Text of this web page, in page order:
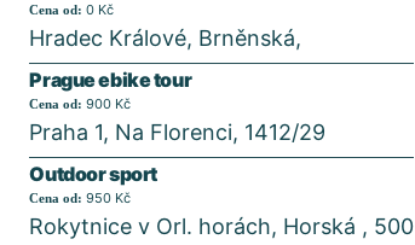
Cena od: 0 Kč
Hradec Králové, Brněnská,
Prague ebike tour
Cena od: 900 Kč
Praha 1, Na Florenci, 1412/29
Outdoor sport
Cena od: 950 Kč
Rokytnice v Orl. horách, Horská , 500